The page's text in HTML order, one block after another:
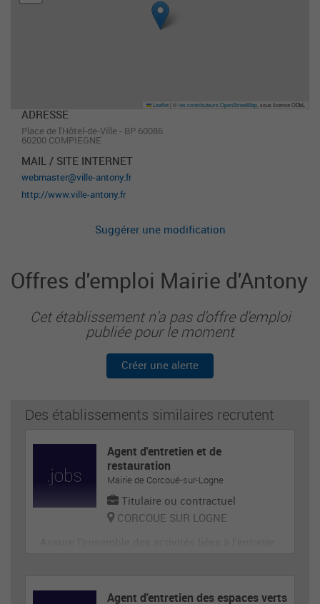
Leaflet ©les contributeurs OpenStreetMap , sous licence ODbL
ADRESSE
Place de l'Hôtel-de-Ville - BP 60086
60200 COMPIEGNE
MAIL / SITE INTERNET
webmaster@ville-antony.fr
http://www.ville-antony.fr
Suggérer une modification
Offres d'emploi Mairie d'Antony
Cet établissement n'a pas d'offre d'emploi
publiée pour le moment
Créer une alerte
Des établissements similaires recrutent
Agent d'entretien et de
restauration
Mairie de Corcoué-sur-Logne
Titulaire ou contractuel
CORCOUE SUR LOGNE
ipe aux activités de distribution et de service de
Agent d'entretien des espaces verts